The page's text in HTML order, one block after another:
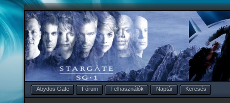
Abydos Gate Fórum Felhasználók Naptár Keresés